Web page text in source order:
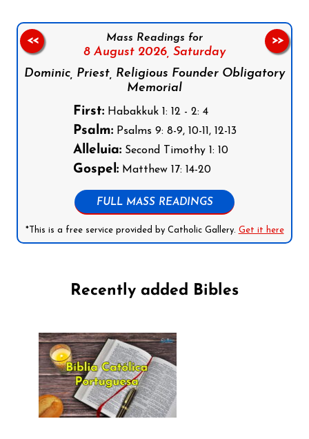
Mass Readings for
8 August 2026, Saturday
Dominic, Priest, Religious Founder Obligatory
Memorial
First:Habakkuk 1: 12 - 2: 4
Psalm:Psalms 9: 8-9, 10-11, 12-13
Alleluia:Second Timothy 1: 10
Gospel:Matthew 17: 14-20
FULL MASS READINGS
*This is a free service provided by Catholic Gallery. Get it here
<< >>
Recently added Bibles